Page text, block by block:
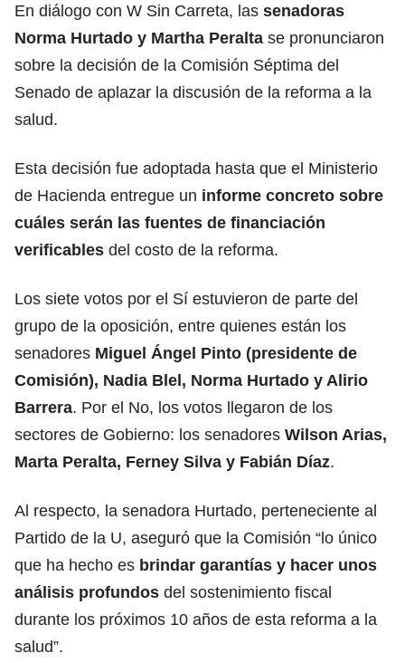
En diálogo con W Sin Carreta, las senadoras
Norma Hurtado y Martha Peralta se pronunciaron
sobre la decisión de la Comisión Séptima del
Senado de aplazar la discusión de la reforma a la
salud.
Esta decisión fue adoptada hasta que el Ministerio
de Hacienda entregue un informe concreto sobre
cuáles serán las fuentes de financiación
verificables del costo de la reforma.
Los siete votos por el Sí estuvieron de parte del
grupo de la oposición, entre quienes están los
senadores Miguel Ángel Pinto (presidente de
Comisión), Nadia Blel, Norma Hurtado y Alirio
Barrera. Por el No, los votos llegaron de los
sectores de Gobierno: los senadores Wilson Arias,
Marta Peralta, Ferney Silva y Fabián Díaz.
Al respecto, la senadora Hurtado, perteneciente al
Partido de la U, aseguró que la Comisión “lo único
que ha hecho es brindar garantías y hacer unos
análisis profundos del sostenimiento fiscal
durante los próximos 10 años de esta reforma a la
salud”.